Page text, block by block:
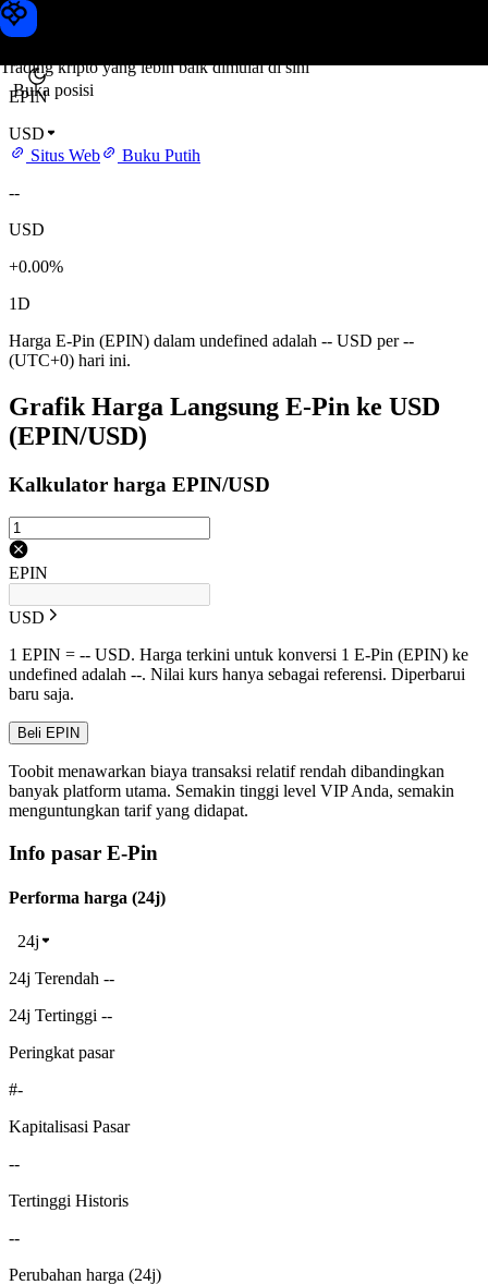
Trading kripto yang lebih baik dimulai di sini
Buka posisi
Harga E-Pin
EPIN
USD
Situs Web
Buku Putih
--
USD
+0.00%
1D
Harga E-Pin (EPIN) dalam undefined adalah -- USD per --
(UTC+0) hari ini.
Grafik Harga Langsung E-Pin ke USD
(EPIN/USD)
Kalkulator harga EPIN/USD
EPIN
USD
1 EPIN = -- USD. Harga terkini untuk konversi 1 E-Pin (EPIN) ke
undefined adalah --. Nilai kurs hanya sebagai referensi. Diperbarui
baru saja.
Beli EPIN
Toobit menawarkan biaya transaksi relatif rendah dibandingkan
banyak platform utama. Semakin tinggi level VIP Anda, semakin
menguntungkan tarif yang didapat.
Info pasar E-Pin
Performa harga (24j)
24j
24j Terendah --
24j Tertinggi --
Peringkat pasar
#-
Kapitalisasi Pasar
--
Tertinggi Historis
--
Perubahan harga (24j)